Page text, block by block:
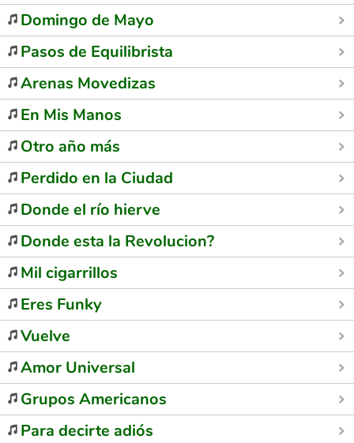
Domingo de Mayo
Pasos de Equilibrista
Arenas Movedizas
En Mis Manos
Otro año más
Perdido en la Ciudad
Donde el río hierve
Donde esta la Revolucion?
Mil cigarrillos
Eres Funky
Vuelve
Amor Universal
Grupos Americanos
Para decirte adiós